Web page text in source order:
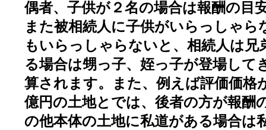
偶者、子供が２名の場合は報酬の目
また被相続人に子供がいらっしゃら
もいらっしゃらないと、相続人は兄
る場合は甥っ子、姪っ子が登場して
算されます。また、例えば評価価格
億円の土地とでは、後者の方が報酬
の他本体の土地に私道がある場合は